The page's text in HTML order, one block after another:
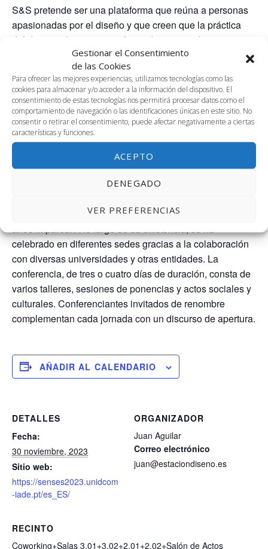
Gestionar el Consentimiento
de las Cookies
Para ofrecer las mejores experiencias, utilizamos tecnologías como las
cookies para almacenar y/o acceder a la información del dispositivo. El
consentimiento de estas tecnologías nos permitirá procesar datos como el
comportamiento de navegación o las identificaciones únicas en este sitio. No
consentir o retirar el consentimiento, puede afectar negativamente a ciertas
características y funciones.
ACEPTO
DENEGADO
VER PREFERENCIAS
S&S pretende ser una plataforma que reúna a personas
apasionadas por el diseño y que creen que la práctica
del diseño y la investigación en diseño pueden
desempeñar un papel importante en la sociedad.
Buscamos la participación de aquellos que,
independientemente de su profesión, posición, nivel de
experiencia o área de trabajo (por ejemplo, diseñadores,
educadores, investigadores, estudiantes de posgrado,
profesionales, empresarios, gestores, políticos, líderes y
otras partes interesadas de la sociedad), estén
dispuestos a presentar y debatir puntos de vista
sobre el estado presente y futuro del diseño.
Normalmente, S&S se celebra en otoño/inverno de los
años impares. A lo largo de su existencia, se ha
celebrado en diferentes sedes gracias a la colaboración
con diversas universidades y otras entidades. La
conferencia, de tres o cuatro días de duración, consta de
varios talleres, sesiones de ponencias y actos sociales y
culturales. Conferenciantes invitados de renombre
complementan cada jornada con un discurso de apertura.
AÑADIR AL CALENDARIO
DETALLES
Fecha:
30 noviembre, 2023
Sitio web:
https://senses2023.unidcom
-iade.pt/es_ES/
ORGANIZADOR
Juan Aguilar
Correo electrónico
juan@estaciondiseno.es
RECINTO
Coworking+Salas 3.01+3.02+2.01+2.02+Salón de Actos